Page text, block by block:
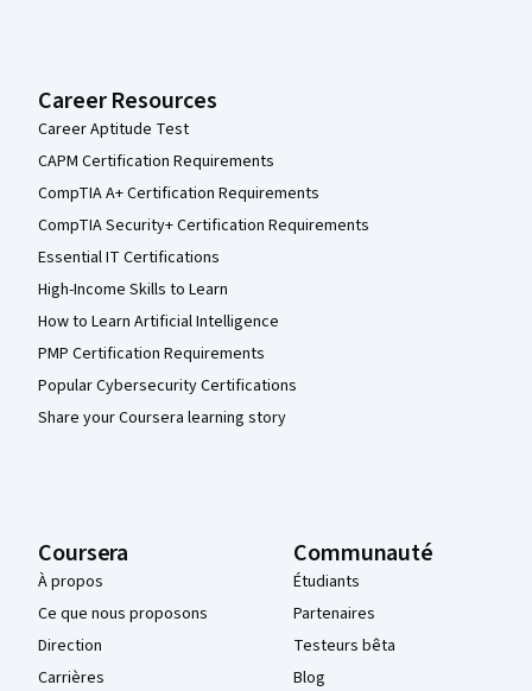
Career Resources
Career Aptitude Test
CAPM Certification Requirements
CompTIA A+ Certification Requirements
CompTIA Security+ Certification Requirements
Essential IT Certifications
High-Income Skills to Learn
How to Learn Artificial Intelligence
PMP Certification Requirements
Popular Cybersecurity Certifications
Share your Coursera learning story
Coursera
À propos
Ce que nous proposons
Direction
Carrières
Communauté
Étudiants
Partenaires
Testeurs bêta
Blog